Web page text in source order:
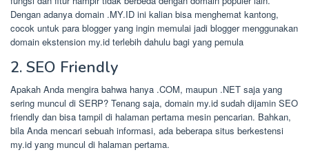
Dengan adanya domain .MY.ID ini kalian bisa menghemat kantong,
cocok untuk para blogger yang ingin memulai jadi blogger menggunakan
domain ekstension my.id terlebih dahulu bagi yang pemula
2. SEO Friendly
Apakah Anda mengira bahwa hanya .COM, maupun .NET saja yang
sering muncul di SERP? Tenang saja, domain my.id sudah dijamin SEO
friendly dan bisa tampil di halaman pertama mesin pencarian. Bahkan,
bila Anda mencari sebuah informasi, ada beberapa situs berkestensi
my.id yang muncul di halaman pertama.